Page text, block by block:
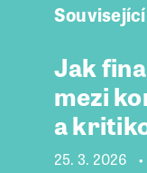
Jak
mezi
a
25. 3. 2026